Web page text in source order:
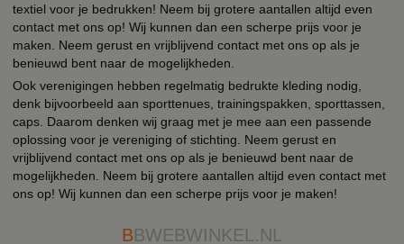
textiel voor je bedrukken! Neem bij grotere aantallen altijd even
contact met ons op! Wij kunnen dan een scherpe prijs voor je
maken. Neem gerust en vrijblijvend contact met ons op als je
benieuwd bent naar de mogelijkheden.
Ook verenigingen hebben regelmatig bedrukte kleding nodig,
denk bijvoorbeeld aan sporttenues, trainingspakken, sporttassen,
caps. Daarom denken wij graag met je mee aan een passende
oplossing voor je vereniging of stichting. Neem gerust en
vrijblijvend contact met ons op als je benieuwd bent naar de
mogelijkheden. Neem bij grotere aantallen altijd even contact met
ons op! Wij kunnen dan een scherpe prijs voor je maken!
BBWEBWINKEL.NL